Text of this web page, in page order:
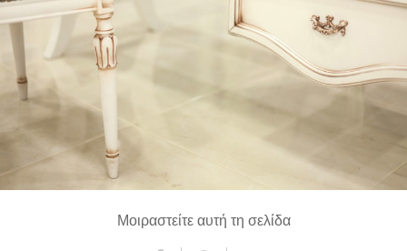
Μοιραστείτε αυτή τη σελίδα